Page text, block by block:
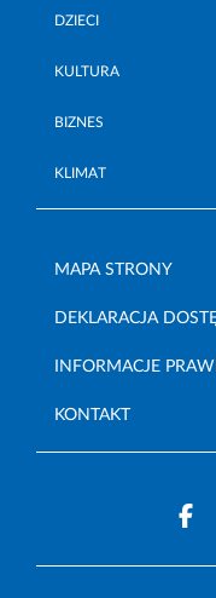
DZIECI
KULTURA
BIZNES
KLIMAT
MAPA STRONY
DEKLARACJA
INFORMACJE
KONTAKT